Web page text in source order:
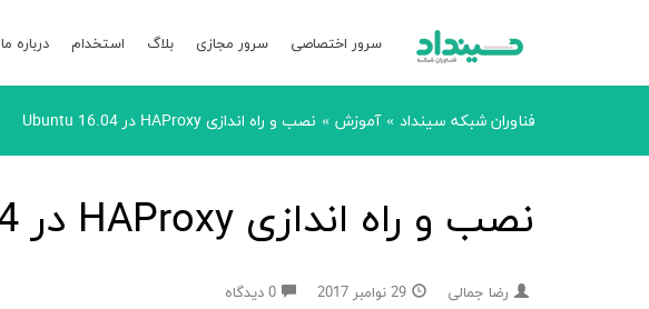
سرور اختصاصی سرور مجازی بلاگ استخدام درباره ما
فناوران شبکه سینداد » آموزش » نصب و راه‌ اندازی HAProxy در Ubuntu 16.04
نصب و راه‌ اندازی HAProxy در Ubuntu 16.04
رضا جمالی 29 نوامبر 2017 0 دیدگاه